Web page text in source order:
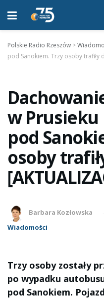
Polskie Radio Rzeszów >
pod Sanokiem. Trzy osoby trafiły
w Prusieku
pod
osoby
Barbara Kozłowska
Wiadomości
Trzy osoby zostały
po wypadku
pod Sanokiem.